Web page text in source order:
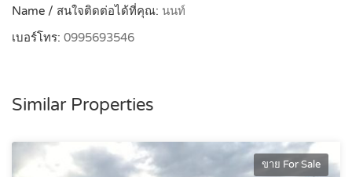
Name / สนใจติดต่อได้ที่คุณ: นนท์
เบอร์โทร: 0995693546
Similar Properties
ขาย For Sale